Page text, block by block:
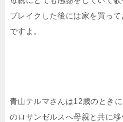
ブレイクした後には家を買って
ですよ。
青山テルマさんは12歳のとき
のロサンゼルスへ母親と共に移